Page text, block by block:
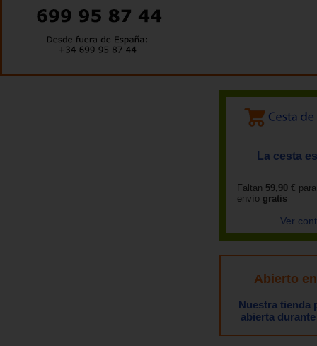
La cesta
Faltan 59,90 €
envío gratis
Ver
Abierto
Nuestra tienda
abierta